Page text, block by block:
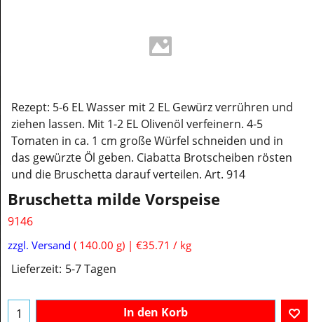
Rezept: 5-6 EL Wasser mit 2 EL Gewürz verrühren und
ziehen lassen. Mit 1-2 EL Olivenöl verfeinern. 4-5
Tomaten in ca. 1 cm große Würfel schneiden und in
das gewürzte Öl geben. Ciabatta Brotscheiben rösten
und die Bruschetta darauf verteilen. Art. 914
Bruschetta milde Vorspeise
9146
€5.00 inkl. MwSt
zzgl. Versand 140.00g